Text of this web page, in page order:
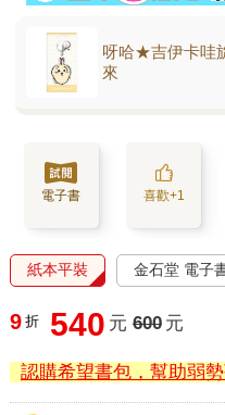
呀哈★吉伊卡哇
來
電子書 喜歡+1
紙本平裝 金石堂 電子
9 折 540 元 600 元
認購希望書包，幫助弱